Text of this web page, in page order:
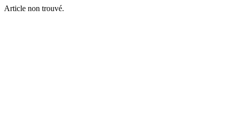
Article non trouvé.